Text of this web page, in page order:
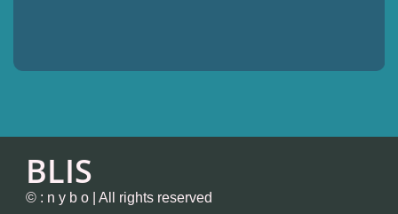
BLIS
© : n y b o | All rights reserved